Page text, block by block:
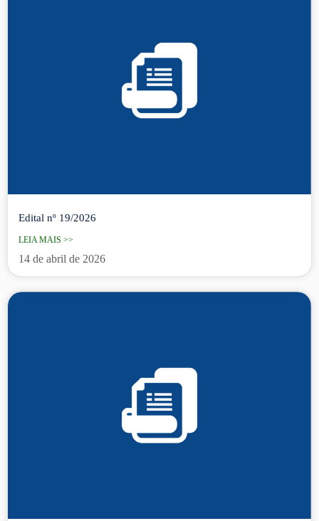
Edital nº 19/2026
LEIA MAIS >>
14 de abril de 2026